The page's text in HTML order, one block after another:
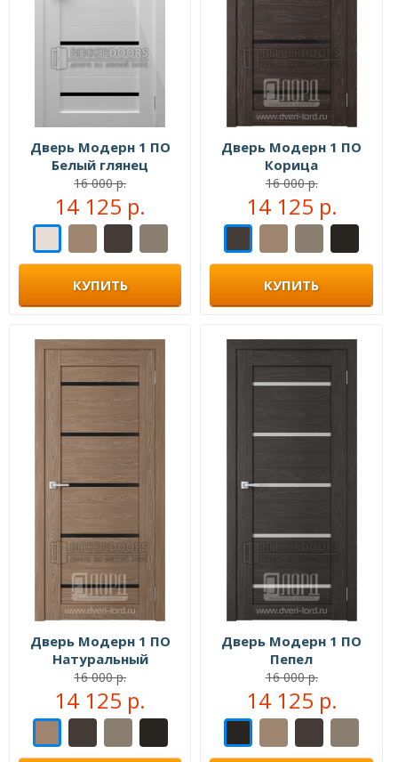
Дверь Модерн 1 ПО
Белый глянец
16 000 р.
14 125 р.
КУПИТЬ
Дверь Модерн 1 ПО
Корица
16 000 р.
14 125 р.
КУПИТЬ
Дверь Модерн 1 ПО
Натуральный
16 000 р.
14 125 р.
Дверь Модерн 1 ПО
Пепел
16 000 р.
14 125 р.